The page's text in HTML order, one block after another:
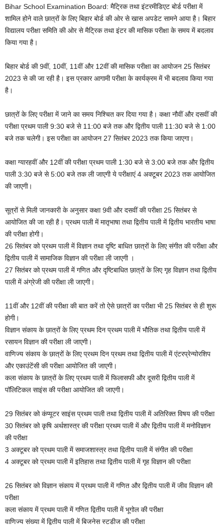
Bihar School Examination Board: मैट्रिक तथा इंटरमीडिएट बोर्ड परीक्षा में
शामिल होने वाले छात्रों के लिए बिहार बोर्ड की ओर से खास अपडेट सामने आया है। बिहार
विद्यालय परीक्षा समिति की ओर से मैट्रिक तथा इंटर की मासिक परीक्षा के समय में बदलाव
किया गया है।
बिहार बोर्ड की 9वीं, 10वीं, 11वीं और 12वीं की मासिक परीक्षा का आयोजन 25 सितंबर
2023 से की जा रही है। इस प्रकार आगामी परीक्षा के कार्यक्रम में भी बदलाव किया गया
है।
छात्रों के लिए परीक्षा में जाने का समय निश्चित कर दिया गया है। कक्षा नौवीं और दसवीं की
परीक्षा प्रथम पाली 9:30 बजे से 11:00 बजे तक और द्वितीय पाली 11:30 बजे से 1:00
बजे तक चलेगी। इस परीक्षा का आयोजन 27 सितंबर 2023 तक किया जाएगा।
कक्षा ग्यारहवीं और 12वीं की परीक्षा प्रथम पाली 1:30 बजे से 3:00 बजे तक और द्वितीय
पाली 3:30 बजे से 5:00 बजे तक ली जाएगी ये परीक्षाएं 4 अक्टूबर 2023 तक आयोजित
की जाएगी।
सूत्रों से मिली जानकारी के अनुसार कक्षा 9वी और दसवीं की परीक्षा 25 सितंबर से
आयोजित की जा रही है। प्रथम पाली में मातृभाषा तथा द्वितीय पाली में द्वितीय भारतीय भाषा
की परीक्षा होगी।
26 सितंबर को प्रथम पाली में विज्ञान तथा दृष्टि बाधित छात्रों के लिए संगीत की परीक्षा और
द्वितीय पाली में सामाजिक विज्ञान की परीक्षा ली जाएगी ।
27 सितंबर को प्रथम पाली में गणित और दृष्टिबाधित छात्रों के लिए गृह विज्ञान तथा द्वितीय
पाली में अंग्रेजी की परीक्षा ली जाएगी।
11वीं और 12वीं की परीक्षा की बात करें तो ऐसे छात्रों का परीक्षा भी 25 सितंबर से ही शुरू
होगी।
विज्ञान संकाय के छात्रों के लिए प्रथम दिन प्रथम पाली में भौतिक तथा द्वितीय पाली में
रसायन विज्ञान की परीक्षा ली जाएगी।
वाणिज्य संकाय के छात्रों के लिए प्रथम दिन प्रथम तथा द्वितीय पाली में एंटरप्रेन्योरशिप
और एकाउंटेंसी की परीक्षा आयोजित की जाएगी।
कला संकाय के छात्रों के लिए प्रथम पाली में फिलासफी और दूसरी द्वितीय पाली में
पॉलिटिकल साइंस की परीक्षा आयोजित की जाएगी।
29 सितंबर को कंप्यूटर साइंस प्रथम पाली तथा द्वितीय पाली में अतिरिक्त विषय की परीक्षा
30 सितंबर को कृषि अर्थशास्त्र की परीक्षा प्रथम पाली में और द्वितीय पाली में मनोविज्ञान
की परीक्षा
3 अक्टूबर को प्रथम पाली में समाजशास्त्र तथा द्वितीय पाली में संगीत की परीक्षा
4 अक्टूबर को प्रथम पाली में इतिहास तथा द्वितीय पाली में गृह विज्ञान की परीक्षा
26 सितंबर को विज्ञान संकाय में प्रथम पाली में गणित और द्वितीय पाली में जीव विज्ञान की
परीक्षा
कला संकाय में प्रथम पाली में गणित द्वितीय पाली में भूगोल की परीक्षा
वाणिज्य संख्या में द्वितीय पाली में बिजनेस स्टडीज की परीक्षा